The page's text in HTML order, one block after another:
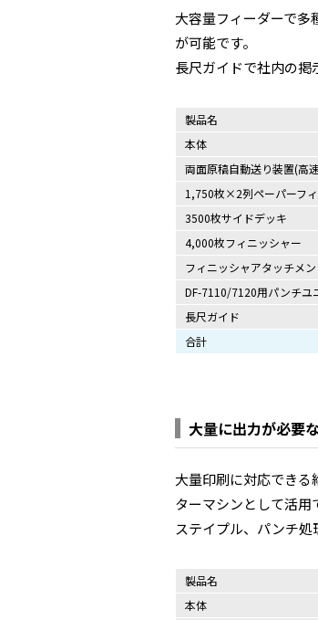
大容量フィーダーで多
が可能です。
長尺ガイドで社内の掲
製品名
本体
両面原稿自動送り装置(高
1,750枚×2列ペーパーフ
3500枚サイドデッキ
4,000枚フィニッシャー
フィニッシャアタッチメ
DF-7110/7120用パンチユ
長尺ガイド
合計
大量に出力が必要
大量印刷に対応でき
ターマシンとして活用
ステイプル、パンチ処
製品名
本体